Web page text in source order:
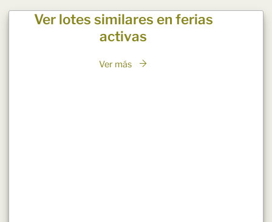
Ver lotes similares en ferias
activas
Ver más